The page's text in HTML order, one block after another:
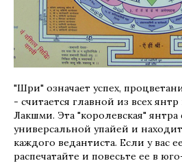
"Шри" означает успех,
- считается главной из всех
Лакшми. Эта "королевская" янтра
универсальной упайей и
каждого ведантиста. Если у вас
распечатайте и повесьте ее в